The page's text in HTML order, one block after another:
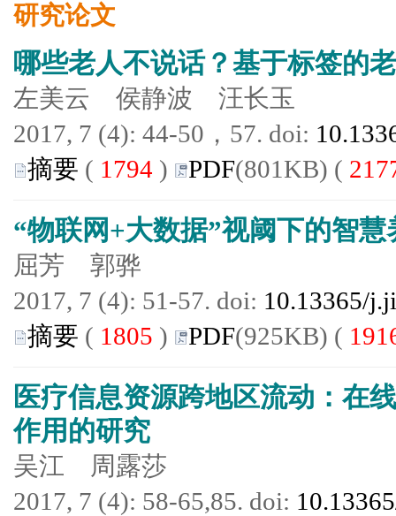
研究论文
哪些老人不说话？基于标签的
左美云 侯静波 汪长玉
2017, 7 (4): 44-50，57. doi:
摘要 ( 1794 ) PDF(801KB) (
“物联网+大数据”视阈下的智
屈芳 郭骅
2017, 7 (4): 51-57. doi: 10.13365/
摘要 ( 1805 ) PDF(925KB) (
医疗信息资源跨地区流动：在
作用的研究
吴江 周露莎
2017, 7 (4): 58-65,85. doi: